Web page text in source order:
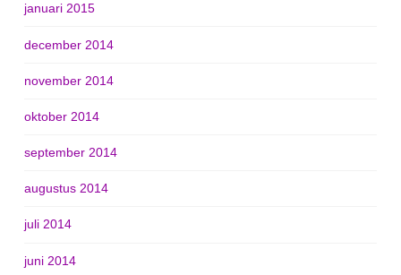
januari 2015
december 2014
november 2014
oktober 2014
september 2014
augustus 2014
juli 2014
juni 2014